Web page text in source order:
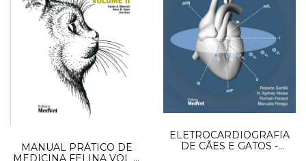
MANUAL PRÁTICO DE
MEDICINA FELINA VOL II
ELETROCARDIOGRAFIA
DE CÃES E GATOS -